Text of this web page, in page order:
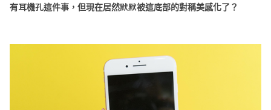
有耳機孔這件事，但現在居然默默被這底部的對稱美感化了？